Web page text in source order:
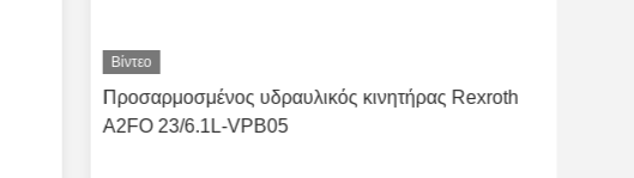
Βίντεο
Προσαρμοσμένος υδραυλικός κινητήρας Rexroth
A2FO 23/6.1L-VPB05